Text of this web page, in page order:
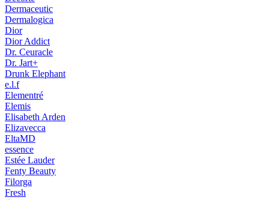
Dermaceutic
Dermalogica
Dior
Dior Addict
Dr. Ceuracle
Dr. Jart+
Drunk Elephant
e.l.f
Elementré
Elemis
Elisabeth Arden
Elizavecca
EltaMD
essence
Estée Lauder
Fenty Beauty
Filorga
Fresh